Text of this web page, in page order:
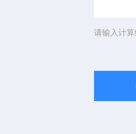
请输入计